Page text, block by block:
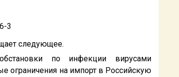
3
следующее.
по инфекции вирусами
ограничения на импорт в Российскую